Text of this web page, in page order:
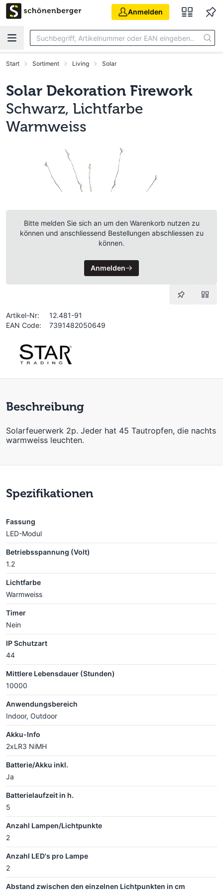
Zum Hauptinhalt springen
Anmelden
Start Sortiment Living Solar
Solar Dekoration Firework
Schwarz, Lichtfarbe
Warmweiss
Bitte melden Sie sich an um den Warenkorb nutzen zu
können und anschliessend Bestellungen abschliessen zu
können.
Anmelden
Artikel-Nr:
12.481-91
EAN Code:
7391482050649
Beschreibung
Solarfeuerwerk 2p. Jeder hat 45 Tautropfen, die nachts
warmweiss leuchten.
Spezifikationen
Fassung
LED-Modul
Betriebsspannung (Volt)
1.2
Lichtfarbe
Warmweiss
Timer
Nein
IP Schutzart
44
Mittlere Lebensdauer (Stunden)
10000
Anwendungsbereich
Indoor, Outdoor
Akku-Info
2xLR3 NiMH
Batterie/Akku inkl.
Ja
Batterielaufzeit in h.
5
Anzahl Lampen/Lichtpunkte
2
Anzahl LED's pro Lampe
2
Abstand zwischen den einzelnen Lichtpunkten in cm